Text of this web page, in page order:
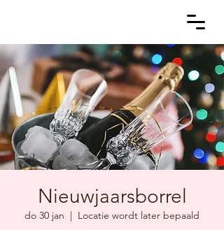
Nieuwjaarsborrel
do 30 jan
  |
Locatie wordt later bepaald